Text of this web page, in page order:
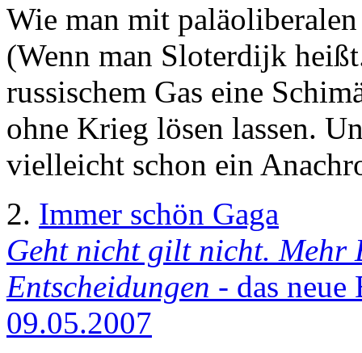
Wie man mit
(Wenn man Sloterdijk
russischem Gas eine
ohne Krieg lösen lassen.
vielleicht schon ein
2. Immer schön Gaga
Geht nicht gilt nicht. Mehr
Entscheidungen - das
09.05.2007